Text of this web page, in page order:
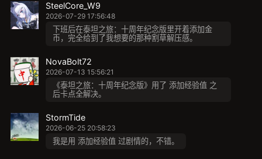
SteelCore_W9
2026-07-29 17:56:48
下班后在泰坦之旅：十周年纪念版里开着添加金
币，完全给到了我想要的那种割草解压感。
NovaBolt72
2026-07-13 15:56:21
《泰坦之旅：十周年纪念版》用了 添加经验值 之
后卡点全解决。
StormTide
2026-06-25 20:58:23
我是用 添加经验值 过剧情的，不错。